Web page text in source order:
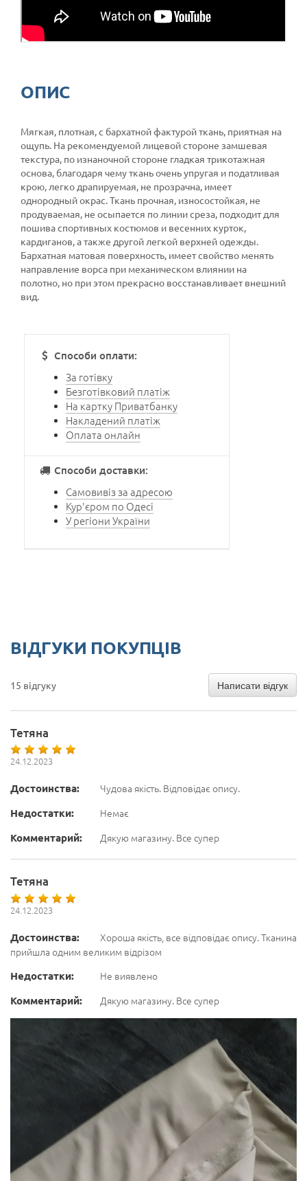
ОПИС
Мягкая, плотная, с бархатной фактурой ткань, приятная на
ощупь. На рекомендуемой лицевой стороне замшевая
текстура, по изнаночной стороне гладкая трикотажная
основа, благодаря чему ткань очень упругая и податливая
крою, легко драпируемая, не прозрачна, имеет
однородный окрас. Ткань прочная, износостойкая, не
продуваемая, не осыпается по линии среза, подходит для
пошива спортивных костюмов и весенних курток,
кардиганов, а также другой легкой верхней одежды.
Бархатная матовая поверхность, имеет свойство менять
направление ворса при механическом влиянии на
полотно, но при этом прекрасно восстанавливает внешний
вид.
Способи оплати:
За готівку
Безготівковий платіж
На картку Приватбанку
Накладений платіж
Оплата онлайн
Способи доставки:
Самовивіз за адресою
Кур'єром по Одесі
У регіони України
ВІДГУКИ ПОКУПЦІВ
15 відгуку Написати відгук
Тетяна
24.12.2023
Достоинства:
Чудова якість. Відповідає опису.
Недостатки:
Немає
Комментарий:
Дякую магазину. Все супер
Тетяна
24.12.2023
Достоинства:
Хороша якість, все відповідає опису. Тканина
прийшла одним великим відрізом
Недостатки:
Не виявлено
Комментарий:
Дякую магазину. Все супер